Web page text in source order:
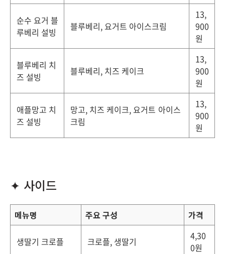
순수 요거 블
루베리 설빙
블루베리, 요거트 아이스크림
13,
900
원
블루베리 치
즈 설빙
블루베리, 치즈 케이크
13,
900
원
애플망고 치
즈 설빙
망고, 치즈 케이크, 요거트 아이스
크림
13,
900
원
✦ 사이드
메뉴명 주요 구성 가격
생딸기 크로플 크로플, 생딸기
4,30
0원